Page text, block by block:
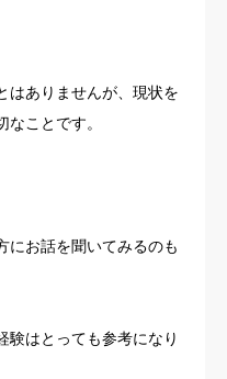
はありませんが、現状を
ことです。
にお話を聞いてみるのも
験はとっても参考になり